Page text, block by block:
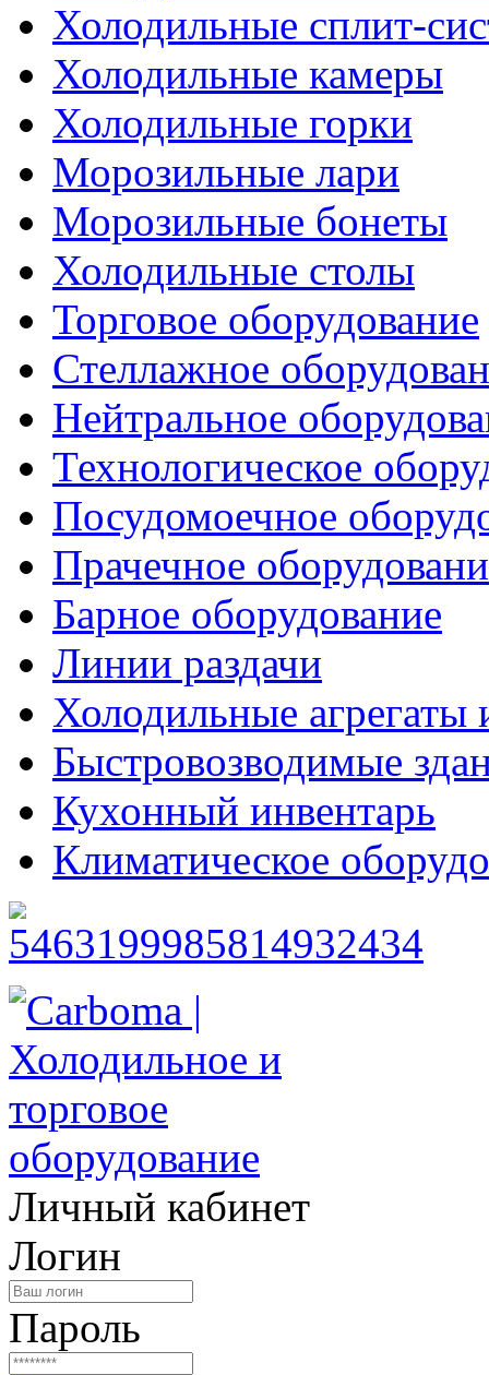
Холодильные сплит-
Холодильные камеры
Холодильные горки
Морозильные лари
Морозильные бонеты
Холодильные столы
Торговое оборудование
Стеллажное
Нейтральное
Технологическое
Посудомоечное
Прачечное
Барное оборудование
Линии раздачи
Холодильные агрегаты
Быстровозводимые
Кухонный инвентарь
Климатическое
Личный кабинет
Логин
Пароль